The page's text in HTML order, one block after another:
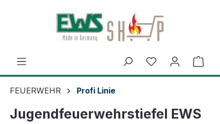
Zum Hauptinhalt springen
FEUERWEHR Profi Linie
Jugendfeuerwehrstiefel EWS